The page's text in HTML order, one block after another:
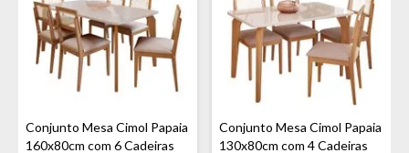
Conjunto Mesa Cimol Papaia
160x80cm com 6 Cadeiras
Conjunto Mesa Cimol Papaia
130x80cm com 4 Cadeiras